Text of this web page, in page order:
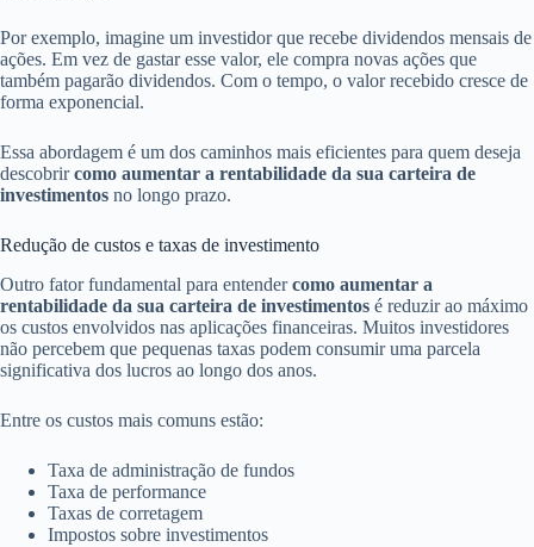
Por exemplo, imagine um investidor que recebe dividendos mensais de
ações. Em vez de gastar esse valor, ele compra novas ações que
também pagarão dividendos. Com o tempo, o valor recebido cresce de
forma exponencial.
Essa abordagem é um dos caminhos mais eficientes para quem deseja
descobrircomo aumentar a rentabilidade da sua carteira de
investimentos no longo prazo.
Redução de custos e taxas de investimento
Outro fator fundamental para entendercomo aumentar a
rentabilidade da sua carteira de investimentos é reduzir ao máximo
os custos envolvidos nas aplicações financeiras. Muitos investidores
não percebem que pequenas taxas podem consumir uma parcela
significativa dos lucros ao longo dos anos.
Entre os custos mais comuns estão:
Taxa de administração de fundos
Taxa de performance
Taxas de corretagem
Impostos sobre investimentos